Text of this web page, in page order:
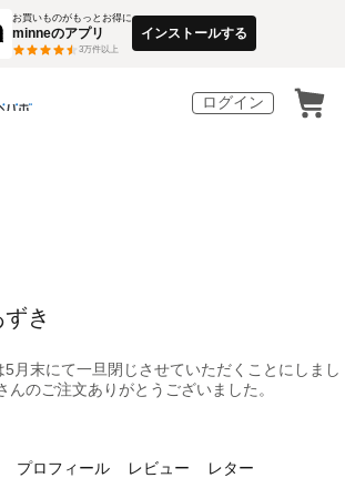
お買いものがもっとお得に
minneのアプリ
3万件以上
インストールする
ログイン
き
5月末にて一旦閉じさせていただくことにしまし
んのご注文ありがとうございました。
プロフィール レビュー レター